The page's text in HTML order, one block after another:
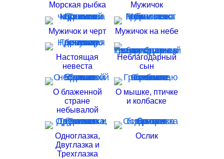
Морская рыбка Мужичок
Мужичок и черт Мужичок на небе
Настоящая
невеста
Неблагодарный
сын
О блаженной
стране
небывалой
О мышке, птичке
и колбаске
Одноглазка,
Двуглазка и
Трехглазка
Ослик